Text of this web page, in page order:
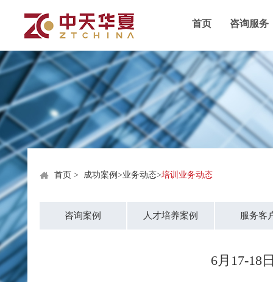
首页 咨询服务
首页 > 成功案例 >业务动态>培训业务动态
咨询案例 人才培养案例 服务客
6月17-18